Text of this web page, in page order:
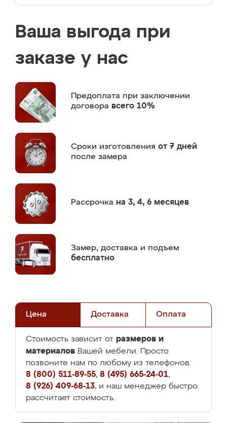
Ваша выгода при
заказе у нас
Предоплата при заключении
договора всего 10%
Сроки изготовления от 7 дней
после замера
Рассрочка на 3, 4, 6 месяцев
Замер, доставка и подъем
бесплатно
Цена Доставка Оплата
Стоимость зависит от размеров и
материалов Вашей мебели. Просто
позвоните нам по любому из телефонов:
8 (800) 511-89-55, 8 (495) 665-24-01,
8 (926) 409-68-13, и наш менеджер быстро
рассчитает стоимость.